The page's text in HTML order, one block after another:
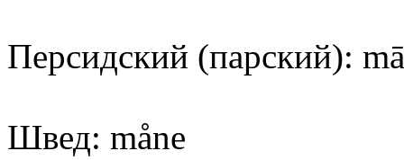
Персидский (парский):
Швед: måne